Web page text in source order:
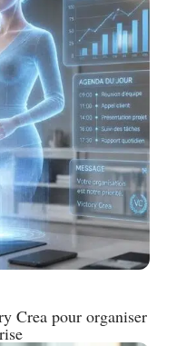
Crea pour organiser